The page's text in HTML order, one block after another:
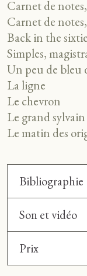
Carnet de
Carnet de
Back in the
Simples,
Un peu de bleu
La ligne
Le chevron
Le grand sylvain
Le matin des
Bibliographie
Son et vidéo
Prix